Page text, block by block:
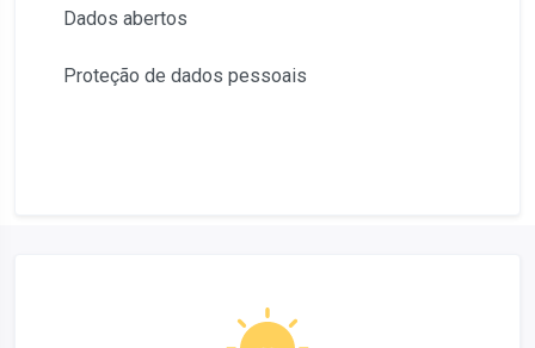
Dados abertos
Proteção de dados pessoais